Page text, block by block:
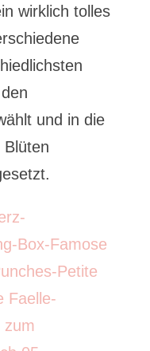
wirklich tolles
und in die